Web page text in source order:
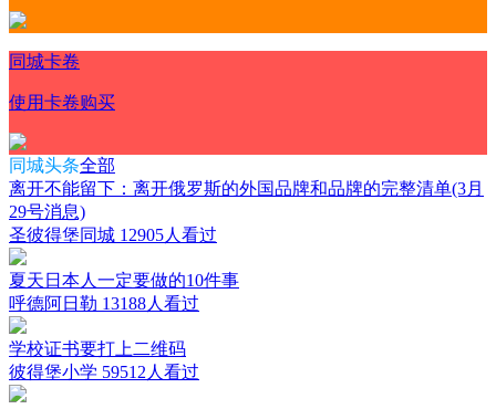
同城卡卷
使用卡卷购买
同城头条全部
离开不能留下：离开俄罗斯的外国品牌和品牌的完整清单(3月
29号消息)
圣彼得堡同城 12905人看过
夏天日本人一定要做的10件事
呼德阿日勒 13188人看过
学校证书要打上二维码
彼得堡小学 59512人看过